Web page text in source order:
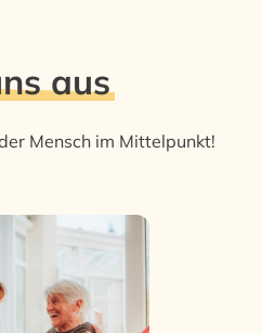
aus
Mensch im Mittelpunkt!